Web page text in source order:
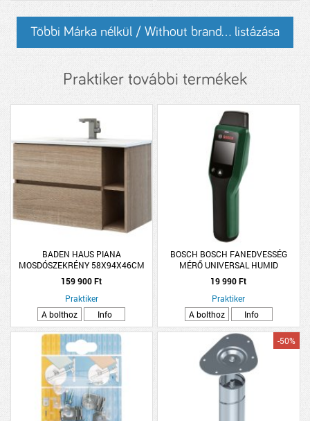
Többi Márka nélkül / Without brand... listázása
Praktiker további termékek
BADEN HAUS PIANA
MOSDÓSZEKRÉNY 58X94X46CM
TÖLGY
159 900 Ft
Praktiker
A bolthoz
Info
BOSCH BOSCH FANEDVESSÉG
MÉRŐ UNIVERSAL HUMID
19 990 Ft
Praktiker
A bolthoz
Info
-50%